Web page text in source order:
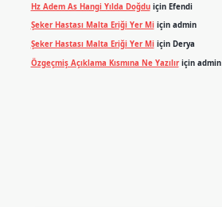
Hz Adem As Hangi Yılda Doğduiçin Efendi
Şeker Hastası Malta Eriği Yer Miiçin admin
Şeker Hastası Malta Eriği Yer Miiçin Derya
Özgeçmiş Açıklama Kısmına Ne Yazılıriçin admin